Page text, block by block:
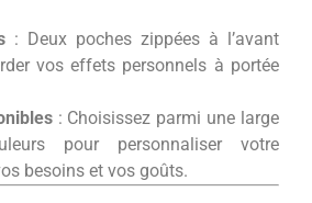
: Deux poches zippées à l’avant
vos effets personnels à portée
: Choisissez parmi une large
pour personnaliser votre
besoins et vos goûts.